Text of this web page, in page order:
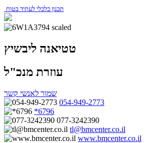
תכנון כלכלי לעתיד בטוח
טטיאנה ליבשיץ
עוזרת מנכ"ל
שמור לאנשי קשר
054-949-2773
*6796
077-3242390
tl@bmcenter.co.il
www.bmcenter.co.il